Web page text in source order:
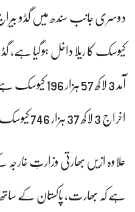
کیوسک کا ریلا داخل ہوگیا ہے،
آمد 3 لاکھ 57
اخراج 3 لاکھ 37 ہزار 746 کیوسک ریکارڈ کیا گیا ہے۔
علاوہ ازیں بھارتی وزارتِ
ہے کہ بھارت، پاکستان کے ساتھ